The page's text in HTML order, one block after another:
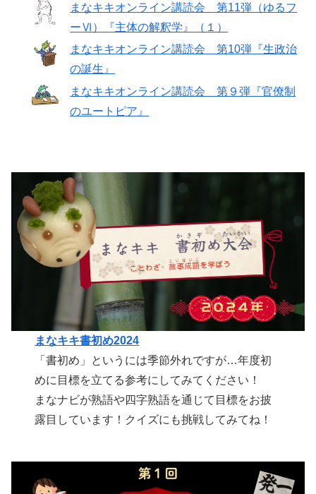
まなキキオンライン講読会＿第11弾（ゆるフ
ーⅥ）『主体の解釈学』（１）
まなキキオンライン講読会＿第10弾『生政治
の誕生』
まなキキオンライン講読会＿第９弾『官僚制
のユートピア』
まなキキ書初め2024
「書初め」というには季節外れですが…年度初
めに目標を立てる参考にしてみてください！
まなナビが熟語や四字熟語を通じて目標をお披
露目しています！クイズにも挑戦してみてね！